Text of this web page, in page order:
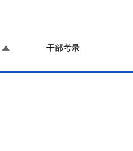
干部考录